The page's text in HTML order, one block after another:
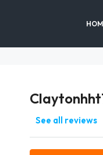
See all reviews